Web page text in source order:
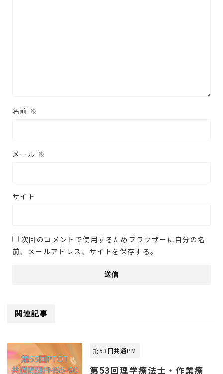
名前 ※
メール ※
サイト
次回のコメントで使用するためブラウザーに自分の名
前、メールアドレス、サイトを保存する。
関連記事
第53回共通PM
第53回理学療法士・作業療